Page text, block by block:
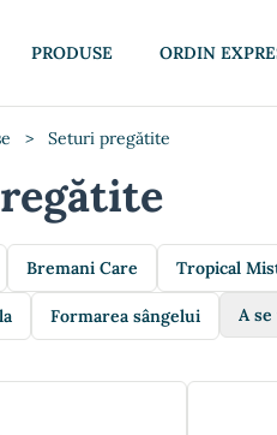
PRODUSE ORDIN
> Seturi pregătite
Bremani Care Tropical
Formarea sângelui A